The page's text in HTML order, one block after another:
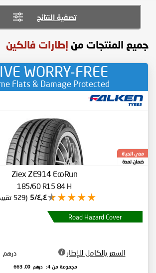
تصفية النتائج
جميع المنتجات من إطارات فالكين
WORRY-FREE
Flats & Damage Protected
مدى الحياة
ضمان لمدة
Ziex ZE914 EcoRun
185/60 R15 84 H
٤٫٤/5 (529 تقييم)
Road Hazard Cover
السعر بالكامل للإطار درهم
مجموعة من 4: درهم 663
.00